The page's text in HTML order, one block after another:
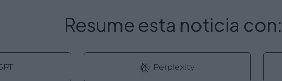
Resume esta noticia con:
Perplexity